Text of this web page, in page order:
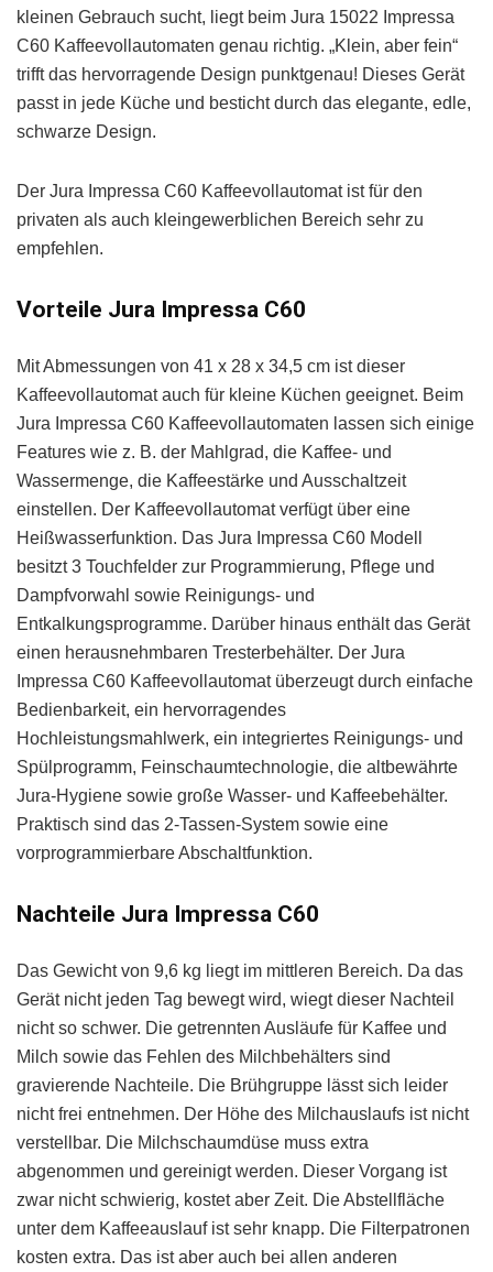
kleinen Gebrauch sucht, liegt beim Jura 15022 Impressa
C60 Kaffeevollautomaten genau richtig. „Klein, aber fein“
trifft das hervorragende Design punktgenau! Dieses Gerät
passt in jede Küche und besticht durch das elegante, edle,
schwarze Design.
Der Jura Impressa C60 Kaffeevollautomat ist für den
privaten als auch kleingewerblichen Bereich sehr zu
empfehlen.
Vorteile Jura Impressa C60
Mit Abmessungen von 41 x 28 x 34,5 cm ist dieser
Kaffeevollautomat auch für kleine Küchen geeignet. Beim
Jura Impressa C60 Kaffeevollautomaten lassen sich einige
Features wie z. B. der Mahlgrad, die Kaffee- und
Wassermenge, die Kaffeestärke und Ausschaltzeit
einstellen. Der Kaffeevollautomat verfügt über eine
Heißwasserfunktion. Das Jura Impressa C60 Modell
besitzt 3 Touchfelder zur Programmierung, Pflege und
Dampfvorwahl sowie Reinigungs- und
Entkalkungsprogramme. Darüber hinaus enthält das Gerät
einen herausnehmbaren Tresterbehälter. Der Jura
Impressa C60 Kaffeevollautomat überzeugt durch einfache
Bedienbarkeit, ein hervorragendes
Hochleistungsmahlwerk, ein integriertes Reinigungs- und
Spülprogramm, Feinschaumtechnologie, die altbewährte
Jura-Hygiene sowie große Wasser- und Kaffeebehälter.
Praktisch sind das 2-Tassen-System sowie eine
vorprogrammierbare Abschaltfunktion.
Nachteile Jura Impressa C60
Das Gewicht von 9,6 kg liegt im mittleren Bereich. Da das
Gerät nicht jeden Tag bewegt wird, wiegt dieser Nachteil
nicht so schwer. Die getrennten Ausläufe für Kaffee und
Milch sowie das Fehlen des Milchbehälters sind
gravierende Nachteile. Die Brühgruppe lässt sich leider
nicht frei entnehmen. Der Höhe des Milchauslaufs ist nicht
verstellbar. Die Milchschaumdüse muss extra
abgenommen und gereinigt werden. Dieser Vorgang ist
zwar nicht schwierig, kostet aber Zeit. Die Abstellfläche
unter dem Kaffeeauslauf ist sehr knapp. Die Filterpatronen
kosten extra. Das ist aber auch bei allen anderen